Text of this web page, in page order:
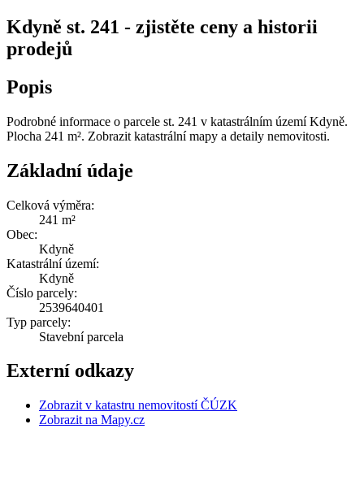
Kdyně st. 241 - zjistěte ceny a historii
prodejů
Popis
Podrobné informace o parcele st. 241 v katastrálním území Kdyně.
Plocha 241 m². Zobrazit katastrální mapy a detaily nemovitosti.
Základní údaje
Celková výměra:
241 m²
Obec:
Kdyně
Katastrální území:
Kdyně
Číslo parcely:
2539640401
Typ parcely:
Stavební parcela
Externí odkazy
Zobrazit v katastru nemovitostí ČÚZK
Zobrazit na Mapy.cz